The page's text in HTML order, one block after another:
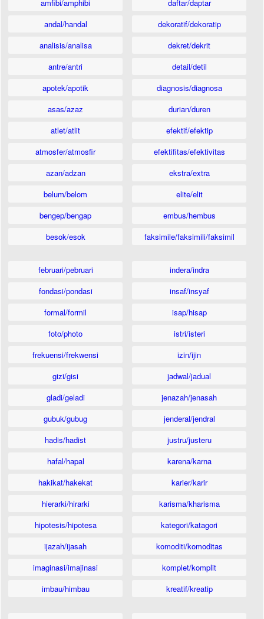
amfibi/amphibi
andal/handal
analisis/analisa
antre/antri
apotek/apotik
asas/azaz
atlet/atlit
atmosfer/atmosfir
azan/adzan
belum/belom
bengep/bengap
besok/esok
daftar/daptar
dekoratif/dekoratip
dekret/dekrit
detail/detil
diagnosis/diagnosa
durian/duren
efektif/efektip
efektifitas/efektivitas
ekstra/extra
elite/elit
embus/hembus
faksimile/faksimili/faksimil
februari/pebruari
fondasi/pondasi
formal/formil
foto/photo
frekuensi/frekwensi
gizi/gisi
gladi/geladi
gubuk/gubug
hadis/hadist
hafal/hapal
hakikat/hakekat
hierarki/hirarki
hipotesis/hipotesa
ijazah/ijasah
imaginasi/imajinasi
imbau/himbau
indera/indra
insaf/insyaf
isap/hisap
istri/isteri
izin/ijin
jadwal/jadual
jenazah/jenasah
jenderal/jendral
justru/justeru
karena/karna
karier/karir
karisma/kharisma
kategori/katagori
komoditi/komoditas
komplet/komplit
kreatif/kreatip